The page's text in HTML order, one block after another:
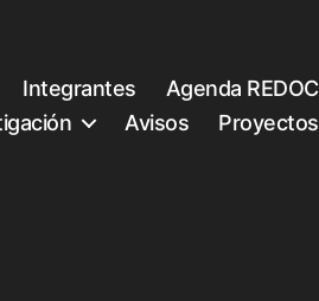
Integrantes
Agenda REDOC
Avisos Proyectos